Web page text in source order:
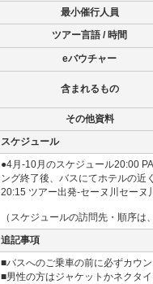
最小催行人員
ツアー言語 / 時間
eバウチャー
含まれるもの
その他資料
スケジュール
●4月-10月のスケジュール20:00
ング終了後、バスにてホテルの近
20:15 ツアー出発-セーヌ川セー
（スケジュールの訪問先・順序
追記事項
■バスへのご乗車の前に必ずカウ
■男性の方はジャケットかネクタ